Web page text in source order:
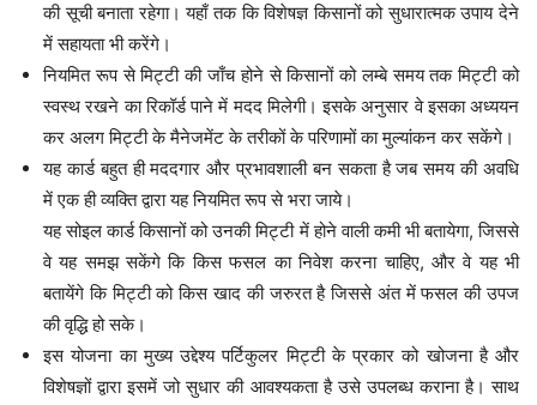
की सूची बनाता रहेगा। यहाँ तक कि विशेषज्ञ किसानों को सुधारात्मक उपाय देने
में सहायता भी करेंगे।
नियमित रूप से मिट्टी की जाँच होने से किसानों को लम्बे समय तक मिट्टी को
स्वस्थ रखने का रिकॉर्ड पाने में मदद मिलेगी। इसके अनुसार वे इसका अध्ययन
कर अलग मिट्टी के मैनेजमेंट के तरीकों के परिणामों का मुल्यांकन कर सकेंगे।
यह कार्ड बहुत ही मददगार और प्रभावशाली बन सकता है जब समय की अवधि
में एक ही व्यक्ति द्वारा यह नियमित रूप से भरा जाये।
यह सोइल कार्ड किसानों को उनकी मिट्टी में होने वाली कमी भी बतायेगा, जिससे
वे यह समझ सकेंगे कि किस फसल का निवेश करना चाहिए, और वे यह भी
बतायेंगे कि मिट्टी को किस खाद की जरुरत है जिससे अंत में फसल की उपज
की वृद्धि हो सके।
इस योजना का मुख्य उद्देश्य पर्टिकुलर मिट्टी के प्रकार को खोजना है और
विशेषज्ञों द्वारा इसमें जो सुधार की आवश्यकता है उसे उपलब्ध कराना है। साथ